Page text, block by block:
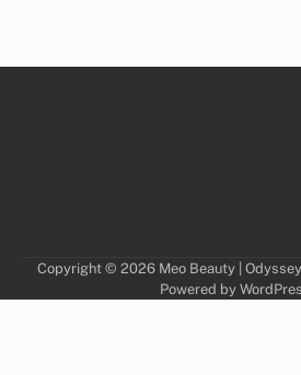
Copyright © 2026 Meo Beauty |
Powered by